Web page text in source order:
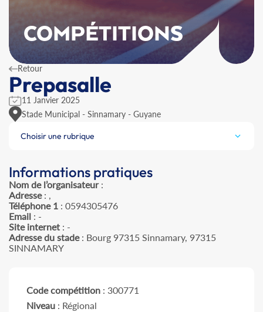
COMPÉTITIONS
Retour
Prepasalle
11 Janvier 2025
Stade Municipal - Sinnamary - Guyane
Choisir une rubrique
Informations pratiques
Nom de l’organisateur:
Adresse: ,
Téléphone 1 : 0594305476
Email : -
Site internet : -
Adresse du stade: Bourg 97315 Sinnamary, 97315
SINNAMARY
Code compétition : 300771
Niveau : Régional